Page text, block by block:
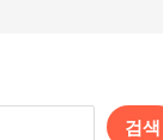
검색